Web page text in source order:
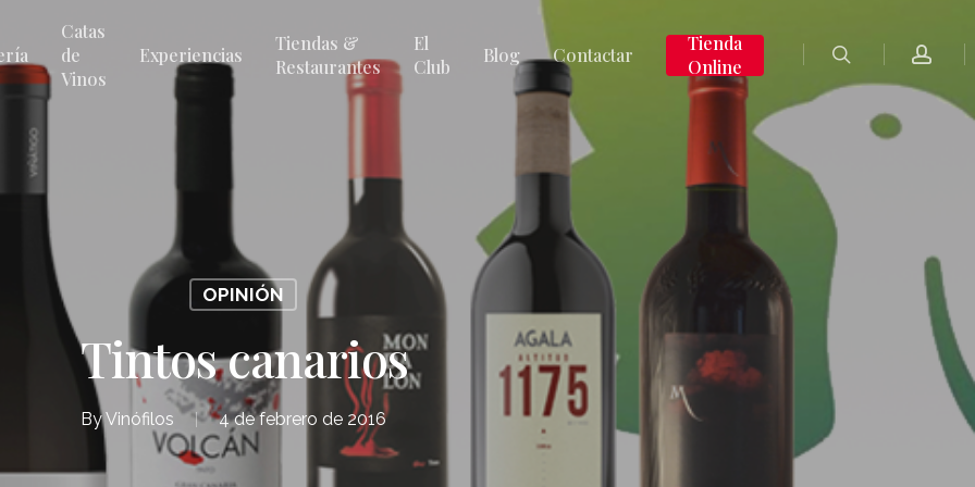
Catas
de
Vinos
Experiencias
Tiendas &
Restaurantes
El
Club
Blog Contactar
Tienda
Online
OPINIÓN
Tintos canarios
ByVinófilos 4 de febrero de 2016